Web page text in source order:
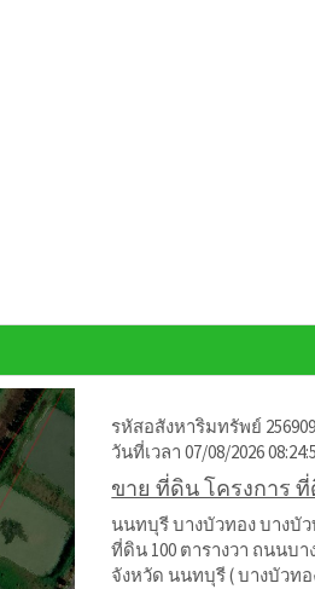
รหัสอสังหาริมทรัพย์ 256909
วันที่เวลา 07/08/2026
ขาย ที่ดิน โครงการ ที่
นนทบุรี บางบัวทอง บางบั
ที่ดิน 100 ตารางวา ถนนบ
จังหวัด นนทบุรี ( บางบัวทอ